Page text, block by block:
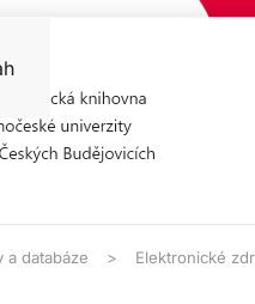
a databáze Elektronické